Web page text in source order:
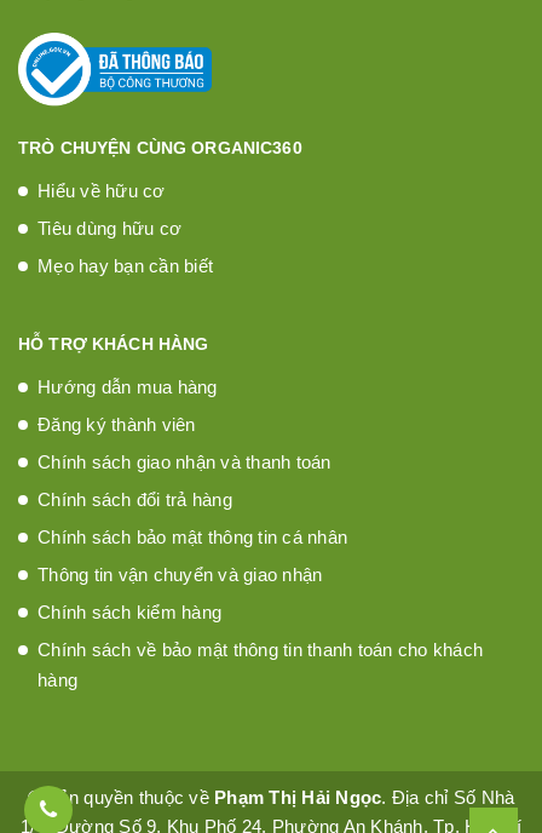
TRÒ CHUYỆN CÙNG ORGANIC360
Hiểu về hữu cơ
Tiêu dùng hữu cơ
Mẹo hay bạn cần biết
HỖ TRỢ KHÁCH HÀNG
Hướng dẫn mua hàng
Đăng ký thành viên
Chính sách giao nhận và thanh toán
Chính sách đổi trả hàng
Chính sách bảo mật thông tin cá nhân
Thông tin vận chuyển và giao nhận
Chính sách kiểm hàng
Chính sách về bảo mật thông tin thanh toán cho khách
hàng
© Bản quyền thuộc về Phạm Thị Hải Ngọc. Địa chỉ Số Nhà
1/4, Đường Số 9, Khu Phố 24, Phường An Khánh, Tp. Hồ Chí